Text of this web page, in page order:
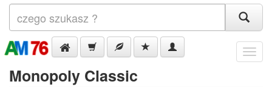
Menu
Monopoly Classic